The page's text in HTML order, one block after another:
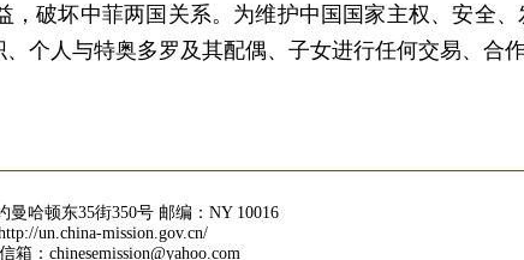
破坏中菲两国关系。为维护中国国家主权、安全
个人与特奥多罗及其配偶、子女进行任何交易、合作
曼哈顿东35街350号 邮编：NY 10016
un.china-mission.gov.cn/
箱：chinesemission@yahoo.com